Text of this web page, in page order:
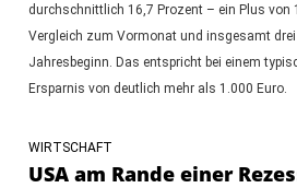
durchschnittlich 16,7 Prozent – ein Plus von
Vergleich zum Vormonat und insgesamt
Jahresbeginn. Das entspricht bei einem
Ersparnis von deutlich mehr als 1.000 Euro.
WIRTSCHAFT
USA am Rande einer